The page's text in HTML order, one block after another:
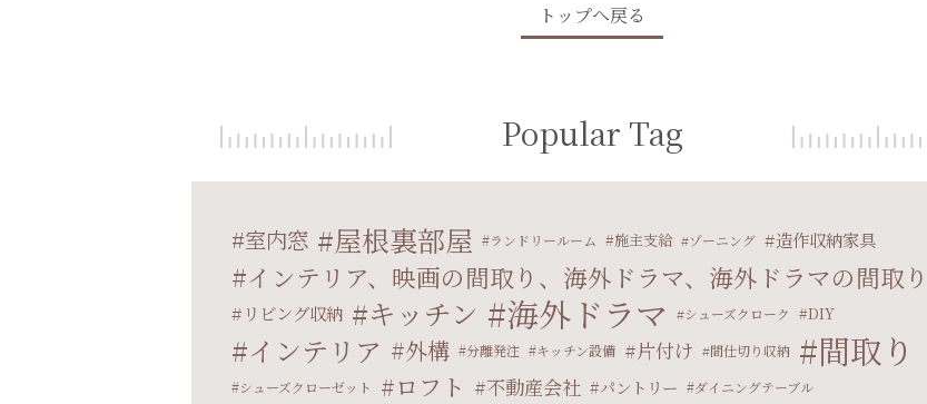
トップへ戻る
Popular Tag
室内窓 屋根裏部屋 ランドリールーム 施主支給 ゾーニング 造作収納家具
インテリア、映画の間取り、海外ドラマ、海外ドラマの間取り
リビング収納 キッチン 海外ドラマ シューズクローク DIY
インテリア 外構 分離発注 キッチン設備 片付け 間仕切り収納 間取り
シューズクローゼット ロフト 不動産会社 パントリー ダイニングテーブル